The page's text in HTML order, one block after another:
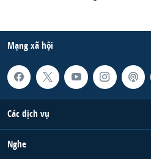
Mạng xã hội
Các dịch vụ
Nghe